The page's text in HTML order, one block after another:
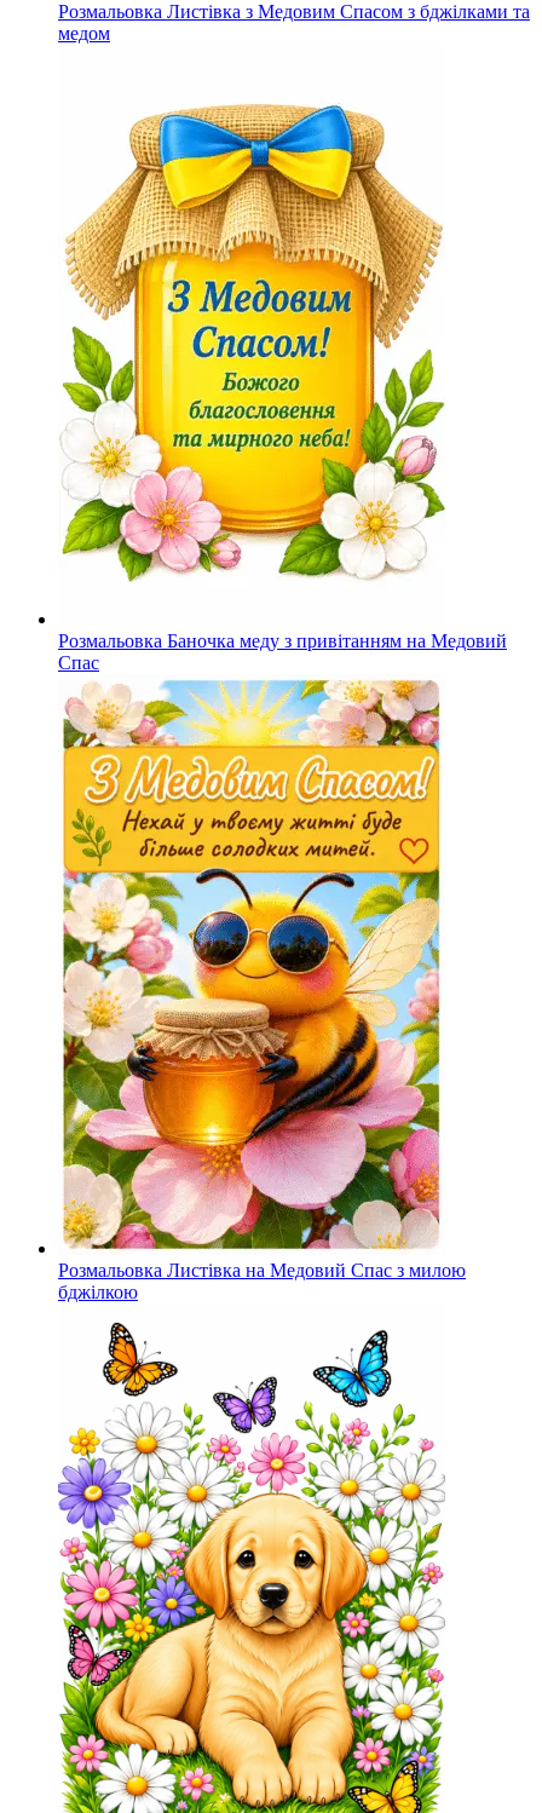
Розмальовка Листівка з Медовим Спасом з бджілками та
медом
Розмальовка Баночка меду з привітанням на Медовий
Спас
Розмальовка Листівка на Медовий Спас з милою
бджілкою